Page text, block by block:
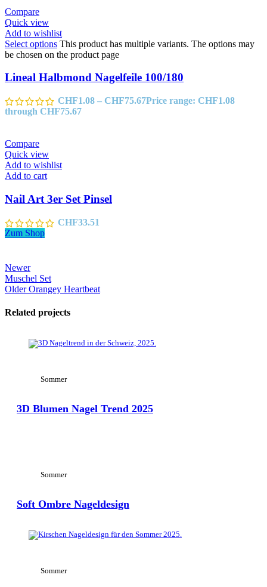
Compare
Quick view
Add to wishlist
Select options This product has multiple variants. The options may
be chosen on the product page
Lineal Halbmond Nagelfeile 100/180
CHF1.08 – CHF75.67Price range: CHF1.08
through CHF75.67
Compare
Quick view
Add to wishlist
Add to cart
Nail Art 3er Set Pinsel
CHF33.51
Zum Shop
Newer
Muschel Set
Older Orangey Heartbeat
Related projects
View Large
Sommer
3D Blumen Nagel Trend 2025
Sommer
Soft Ombre Nageldesign
View Large
Sommer